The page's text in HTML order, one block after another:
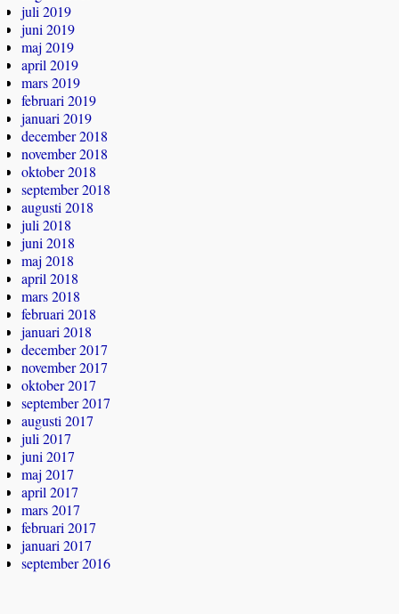
juli 2019
juni 2019
maj 2019
april 2019
mars 2019
februari 2019
januari 2019
december 2018
november 2018
oktober 2018
september 2018
augusti 2018
juli 2018
juni 2018
maj 2018
april 2018
mars 2018
februari 2018
januari 2018
december 2017
november 2017
oktober 2017
september 2017
augusti 2017
juli 2017
juni 2017
maj 2017
april 2017
mars 2017
februari 2017
januari 2017
september 2016